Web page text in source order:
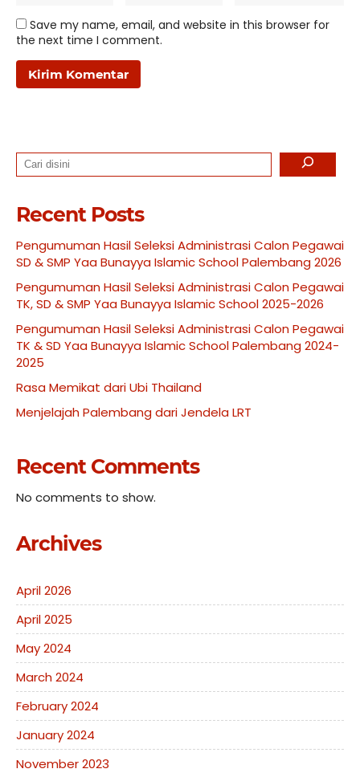
Save my name, email, and website in this browser for
the next time I comment.
Search
Recent Posts
Pengumuman Hasil Seleksi Administrasi Calon Pegawai
SD & SMP Yaa Bunayya Islamic School Palembang 2026
Pengumuman Hasil Seleksi Administrasi Calon Pegawai
TK, SD & SMP Yaa Bunayya Islamic School 2025-2026
Pengumuman Hasil Seleksi Administrasi Calon Pegawai
TK & SD Yaa Bunayya Islamic School Palembang 2024-
2025
Rasa Memikat dari Ubi Thailand
Menjelajah Palembang dari Jendela LRT
Recent Comments
No comments to show.
Archives
April 2026
April 2025
May 2024
March 2024
February 2024
January 2024
November 2023